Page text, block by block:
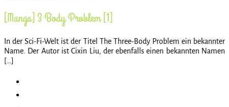
[Manga] 3 Body Problem [1]
In der Sci-Fi-Welt ist der Titel The Three-Body Problem ein bekannter
Name. Der Autor ist Cixin Liu, der ebenfalls einen bekannten Namen
[…]